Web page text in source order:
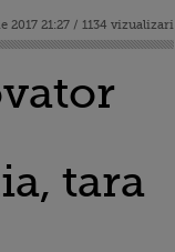
2017 21:27 / 1134 vizualizari
tara